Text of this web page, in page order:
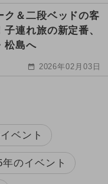
ク＆二段ベッドの客
連れ旅の新定番、
松島へ
2026年02月03日
ベント
年のイベント